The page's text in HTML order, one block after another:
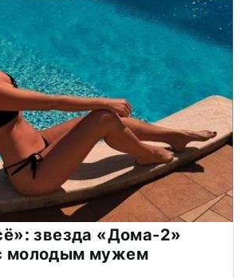
звезда «Дома-2»
молодым мужем